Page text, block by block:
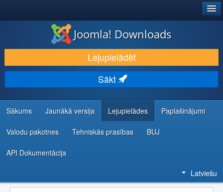
LEJUPIELĀDĒT UN PAPLAŠINĀT
ATKLĀJ UN IEMĀCIES
KOPIENA UN ATBALSTS
IZSTRĀDĀTĀJU RESURSI
Joomla! Downloads
Lejupielādēt
Sākt
Sākums Jaunākā versija Lejupielādes Paplašinājumi
Valodu pakotnes Tehniskās prasības BUJ
API Dokumentācija
Latviešu